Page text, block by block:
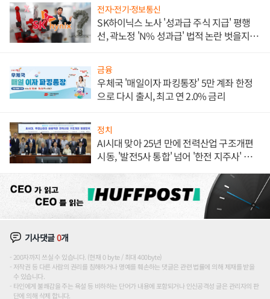
전자·전기·정보통신
SK하이닉스 노사 '성과급 주식 지급' 평행
선, 곽노정 'N% 성과급' 법적 논란 벗을지 주
금융
우체국 '매일이자 파킹통장' 5만 계좌 한정
으로 다시 출시, 최고 연 2.0% 금리
정치
AI시대 맞아 25년 만에 전력산업 구조개편
시동, '발전5사 통합' 넘어 '한전 지주사' 재편
기사댓글0개
200자까지 쓰실 수 있습니다. (현재 0 byte / 최대 400byte)
저작권 등 다른 사람의 권리를 침해하거나 명예를 훼손하는 댓글은 관련 법률에 의해 제재를 받을
수 있습니다.
타인에게 불쾌감을 주는 욕설 등 비하하는 단어가 내용에 포함되거나 인신공격성 글은 관리자의 판
단에 의해 삭제 합니다.